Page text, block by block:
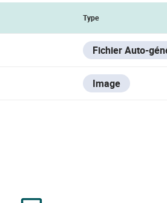
Type
Fichier Auto-
Image